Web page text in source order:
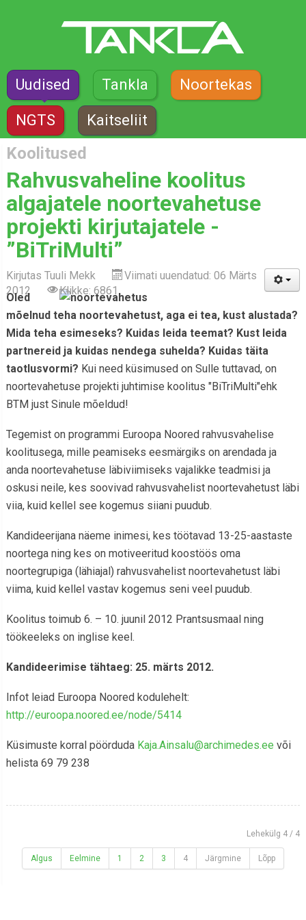
Uudised Tankla Noortekas
NGTS Kaitseliit
Koolitused
Rahvusvaheline koolitus
algajatele noortevahetuse
projekti kirjutajatele -
”BiTriMulti”
Kirjutas Tuuli Mekk
Viimati uuendatud: 06 Märts
2012
Klikke: 6861
Oled
mõelnud teha noortevahetust, aga ei tea, kust alustada?
Mida teha esimeseks? Kuidas leida teemat? Kust leida
partnereid ja kuidas nendega suhelda? Kuidas täita
taotlusvormi? Kui need küsimused on Sulle tuttavad, on
noortevahetuse projekti juhtimise koolitus "BiTriMulti"ehk
BTM just Sinule mõeldud!
Tegemist on programmi Euroopa Noored rahvusvahelise
koolitusega, mille peamiseks eesmärgiks on arendada ja
anda noortevahetuse läbiviimiseks vajalikke teadmisi ja
oskusi neile, kes soovivad rahvusvahelist noortevahetust läbi
viia, kuid kellel see kogemus siiani puudub.
Kandideerijana näeme inimesi, kes töötavad 13-25-aastaste
noortega ning kes on motiveeritud koostöös oma
noortegrupiga (lähiajal) rahvusvahelist noortevahetust läbi
viima, kuid kellel vastav kogemus seni veel puudub.
Koolitus toimub 6. – 10. juunil 2012 Prantsusmaal ning
töökeeleks on inglise keel.
Kandideerimise tähtaeg: 25. märts 2012.
Infot leiad Euroopa Noored kodulehelt:
http://euroopa.noored.ee/node/5414
Küsimuste korral pöörduda Kaja.Ainsalu@archimedes.ee või
helista 69 79 238
Lehekülg 4 / 4
Algus Eelmine 1 2 3 4 Järgmine Lõpp